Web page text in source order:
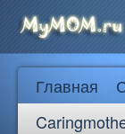
Главная